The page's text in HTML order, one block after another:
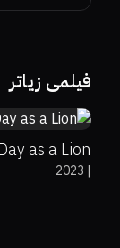
فیلمی زیاتر
as a Lion
|
2023